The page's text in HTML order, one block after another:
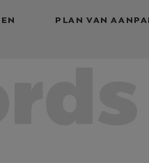
PLAN VAN